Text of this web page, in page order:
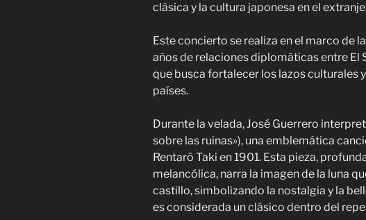
clásica y la cultura japonesa en el
Este concierto se realiza en el marco de
años de relaciones diplomáticas entre El
que busca fortalecer los lazos culturales
países.
Durante la velada, José Guerrero
sobre las ruinas»), una emblemática
Rentarō Taki en 1901. Esta pieza,
melancólica, narra la imagen de la luna
castillo, simbolizando la nostalgia y la
es considerada un clásico dentro del